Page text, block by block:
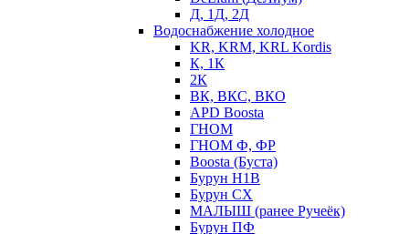
Д, 1Д, 2Д
Водоснабжение холодное
KR, KRM, KRL Kordis
К, 1К
2К
ВК, ВКС, ВКО
APD Boosta
ГНОМ
ГНОМ Ф, ФР
Boosta (Буста)
Бурун Н1В
Бурун СХ
МАЛЫШ (ранее Ручеёк)
Бурун ПФ